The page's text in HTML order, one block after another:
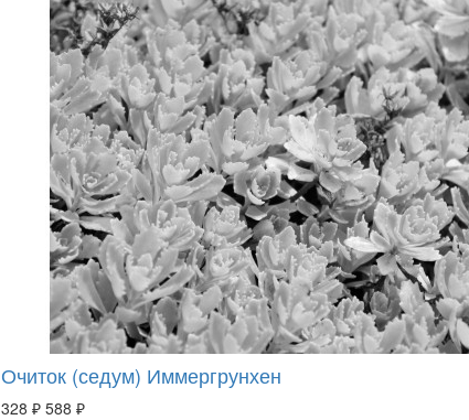
Очиток (седум) Иммергрунхен
328 ₽ 588 ₽